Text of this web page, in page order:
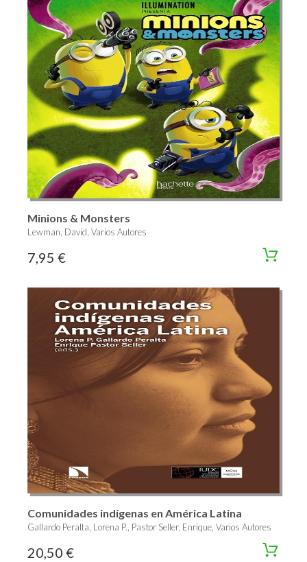
Minions & Monsters
Lewman, David, Varios Autores
7,95 €
Comunidades indígenas en América Latina
Gallardo Peralta, Lorena P., Pastor Seller, Enrique, Varios Autores
20,50 €